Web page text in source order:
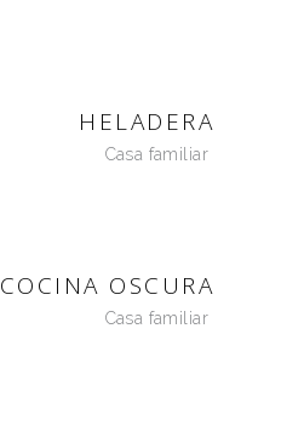
HELADERA
Casa familiar
COCINA OSCURA
Casa familiar